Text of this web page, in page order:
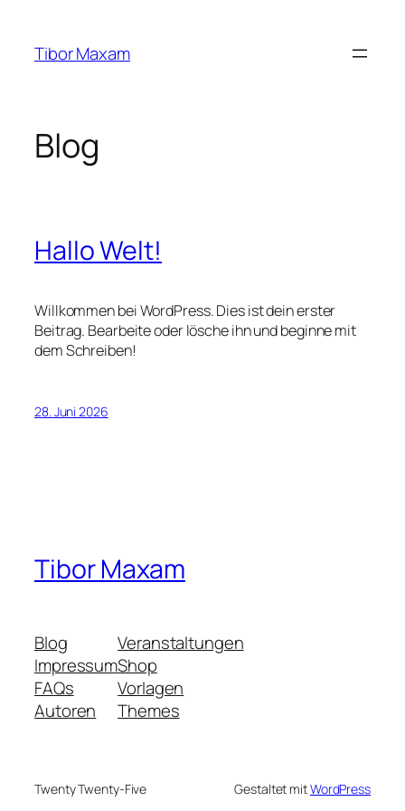
springen
Tibor Maxam
Blog
Hallo Welt!
Willkommen bei WordPress. Dies ist dein erster
Beitrag. Bearbeite oder lösche ihn und beginne mit
dem Schreiben!
28. Juni 2026
Tibor Maxam
Blog
Impressum
FAQs
Autoren
Veranstaltungen
Shop
Vorlagen
Themes
Twenty Twenty-Five Gestaltet mitWordPress